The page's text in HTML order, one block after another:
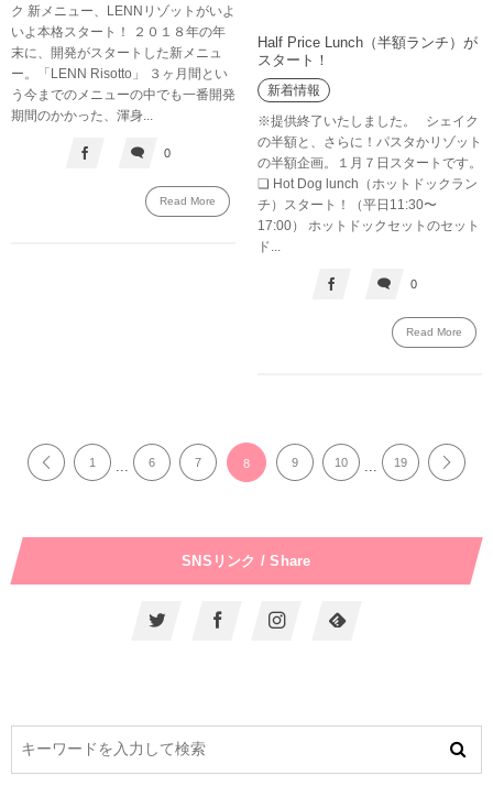
ク 新メニュー、LENNリゾットがいよ
いよ本格スタート！ ２０１８年の年
末に、開発がスタートした新メニュ
ー。「LENN Risotto」 ３ヶ月間とい
う今までのメニューの中でも一番開発
期間のかかった、渾身...
0
Read More
Half Price Lunch（半額ランチ）が
スタート！
新着情報
※提供終了いたしました。 シェイク
の半額と、さらに！パスタかリゾット
の半額企画。１月７日スタートです。
❏ Hot Dog lunch（ホットドックラン
チ）スタート！（平日11:30〜
17:00） ホットドックセットのセット
ド...
0
Read More
1 ... 6 7 8 9 10 ... 19
SNSリンク / Share